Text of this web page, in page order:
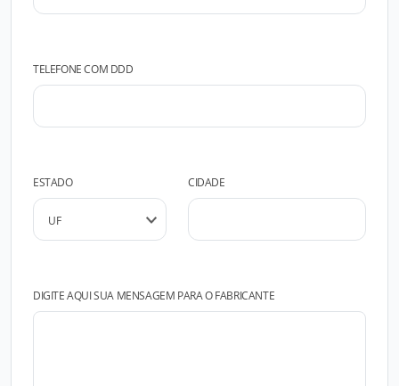
TELEFONE COM DDD
ESTADO CIDADE
DIGITE AQUI SUA MENSAGEM PARA O FABRICANTE